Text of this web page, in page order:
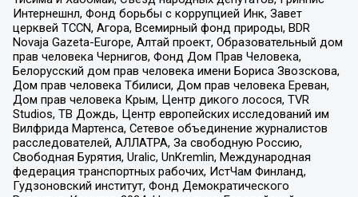
Интернешнл, Фонд борьбы с коррупцией Инк, Завет
церквей TCCN, Агора, Всемирный фонд природы, BDR
Novaja Gazeta-Europe, Алтай проект, Образовательный дом
прав человека Чернигов, Фонд Дом Прав Человека,
Белорусский дом прав человека имени Бориса Звозскова,
Дом прав человека Тбилиси, Дом прав человека Ереван,
Дом прав человека Крым, Центр дикого лосося, TVR
Studios, ТВ Дождь, Центр европейских исследований им
Вилфрида Мартенса, Сетевое объединение журналистов
расследователей, АЛЛАТРА, За свободную Россию,
Свободная Бурятия, Uralic, UnKremlin, Международная
федерация транспортных рабочих, ИстЧам Финланд,
Гудзоновский институт, Фонд Демократического